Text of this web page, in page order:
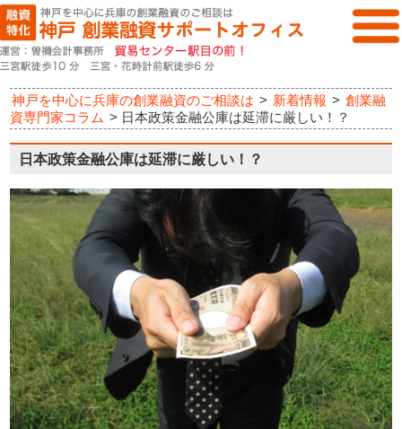
神戸を中心に兵庫の創業融資のご相談は > 新着情報 > 創業融
資専門家コラム > 日本政策金融公庫は延滞に厳しい！？
日本政策金融公庫は延滞に厳しい！？